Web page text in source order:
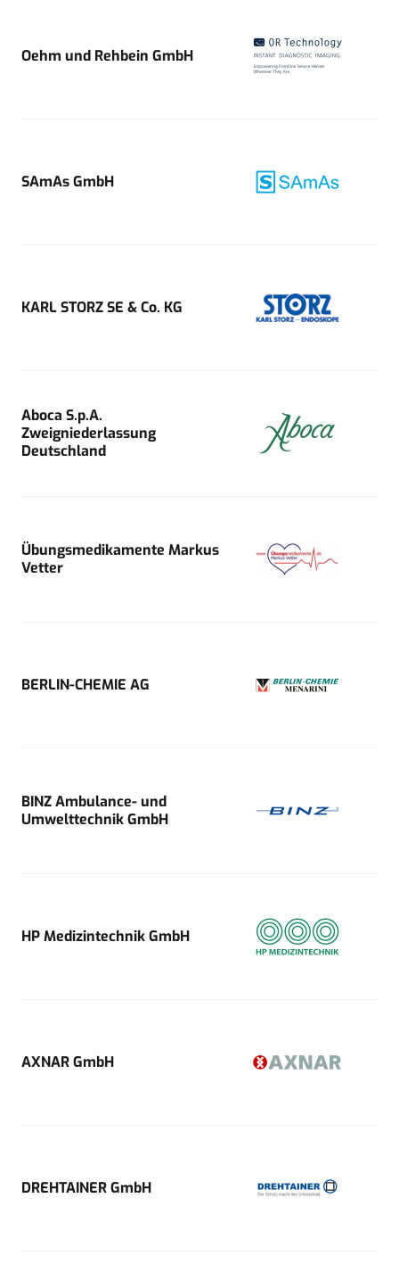
Oehm und Rehbein GmbH
SAmAs GmbH
KARL STORZ SE & Co. KG
Aboca S.p.A.
Zweigniederlassung
Deutschland
Übungsmedikamente Markus
Vetter
BERLIN-CHEMIE AG
BINZ Ambulance- und
Umwelttechnik GmbH
HP Medizintechnik GmbH
AXNAR GmbH
DREHTAINER GmbH